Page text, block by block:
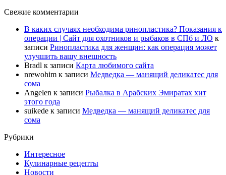
Свежие комментарии
В каких случаях необходима ринопластика? Показания к
операции | Сайт для охотников и рыбаков в СПб и ЛО к
записи Ринопластика для женщин: как операция может
улучшить вашу внешность
Bradl к записи Карта любимого сайта
nrewohim к записи Медведка — манящий деликатес для
сома
Angelen к записи Рыбалка в Арабских Эмиратах хит
этого года
suikede к записи Медведка — манящий деликатес для
сома
Рубрики
Интересное
Кулинарные рецепты
Новости